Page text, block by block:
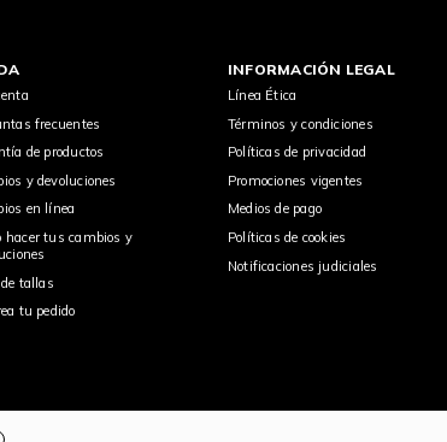
frecuentes
de productos
y devoluciones
en línea
hacer tus cambios y
tallas
tu pedido
INFORMACIÓN LEGAL
Línea Ética
Términos y condiciones
Políticas de privacidad
Promociones vigentes
Medios de pago
Políticas de cookies
Notificaciones judiciales